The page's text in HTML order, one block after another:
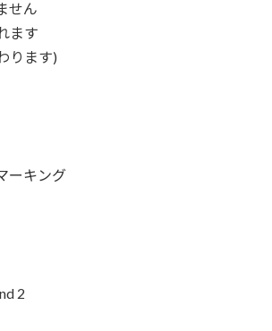
せん
ます
ります)
ーキング
2